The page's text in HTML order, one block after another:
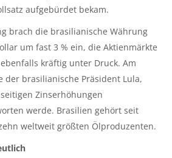
aufgebürdet bekam.
brach die brasilianische Währung
um fast 3 % ein, die Aktienmärkte
kräftig unter Druck. Am
der brasilianische Präsident Lula,
Zinserhöhungen
werde. Brasilien gehört seit
weltweit größten Ölproduzenten.